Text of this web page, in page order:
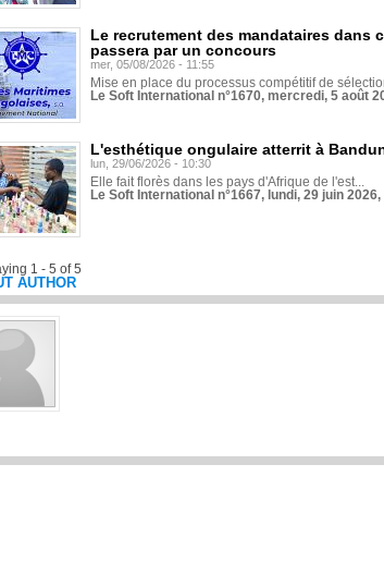
Le recrutement des mandataires dans
passera par un concours
mer, 05/08/2026 - 11:55
Mise en place du processus compétitif de
Le Soft International n°1670, mercredi, 5 août
L'esthétique ongulaire atterrit à
lun, 29/06/2026 - 10:30
Elle fait florès dans les pays d'Afrique de l'est...
Le Soft International n°1667, lundi, 29 juin
1 - 5 of 5
AUTHOR